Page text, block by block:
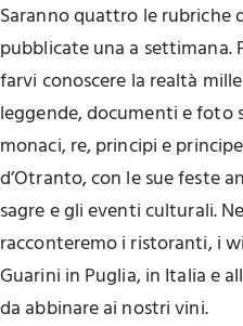
Saranno quattro le rubriche
pubblicate una a
farvi conoscere la realtà
leggende, documenti e foto
monaci, re, principi e
d’Otranto, con le sue feste
sagre e gli eventi culturali.
racconteremo i ristoranti, i
Guarini in Puglia, in Italia e
da abbinare ai nostri vini.